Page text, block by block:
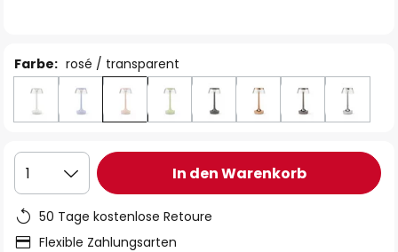
Farbe: rosé / transparent
1 In den Warenkorb
50 Tage kostenlose Retoure
Flexible Zahlungsarten